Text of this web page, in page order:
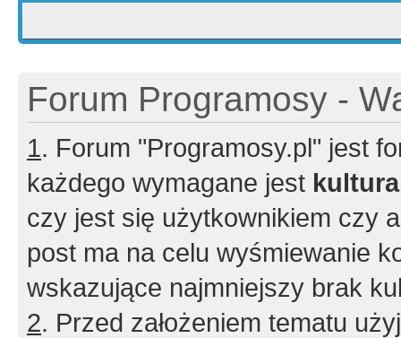
Forum Programosy -
1. Forum "Programosy.pl" jest
każdego wymagane jest
czy jest się użytkownikiem czy
post ma na celu wyśmiewanie
wskazujące najmniejszy brak
2. Przed założeniem tematu